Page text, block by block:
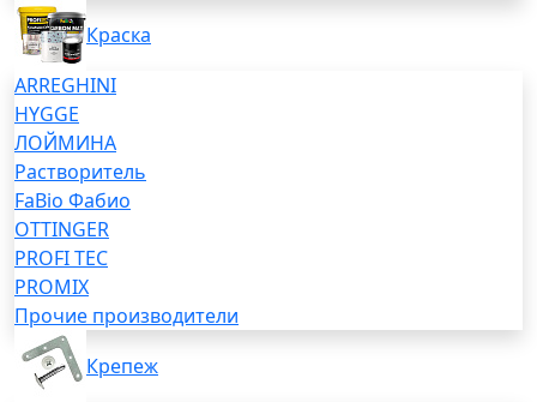
Краска
ARREGHINI
HYGGE
ЛОЙМИНА
Растворитель
FaBio Фабио
OTTINGER
PROFI TEC
PROMIX
Прочие производители
Крепеж